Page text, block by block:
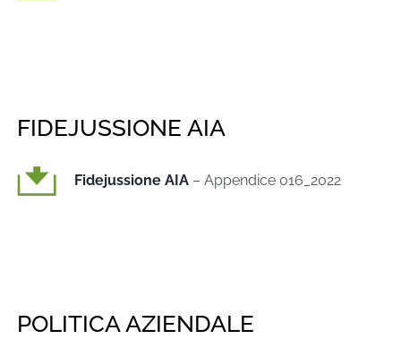
FIDEJUSSIONE AIA
Fidejussione AIA – Appendice 016_2022
POLITICA AZIENDALE